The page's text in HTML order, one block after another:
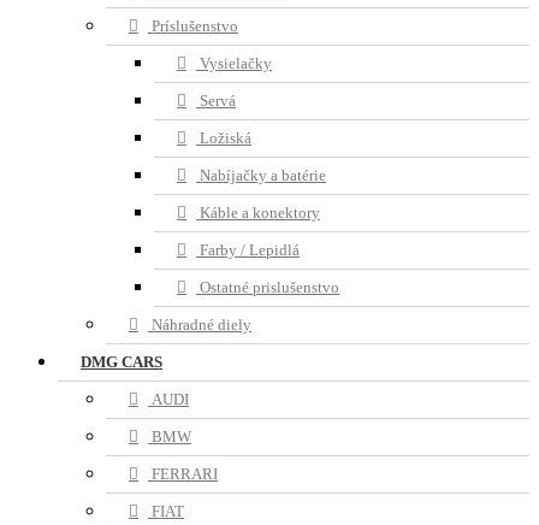
Príslušenstvo
Vysielačky
Servá
Ložiská
Nabíjačky a batérie
Káble a konektory
Farby / Lepidlá
Ostatné prislušenstvo
Náhradné diely
DMG CARS
AUDI
BMW
FERRARI
FIAT